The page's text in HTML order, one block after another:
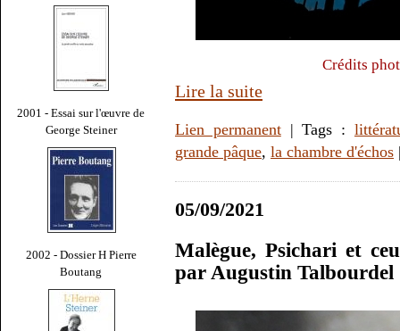
2001 - Essai sur l'œuvre de
George Steiner
2002 - Dossier H Pierre
Boutang
Crédits
Lire la suite
Lien permanent| Tags :
grande pâque, la chambre d'échos
05/09/2021
Malègue, Psichari et
par Augustin Talbourdel